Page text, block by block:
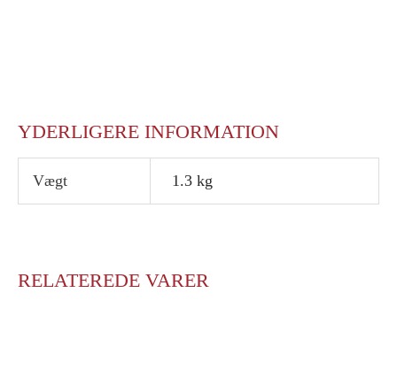
YDERLIGERE INFORMATION
Vægt 1.3 kg
RELATEREDE VARER